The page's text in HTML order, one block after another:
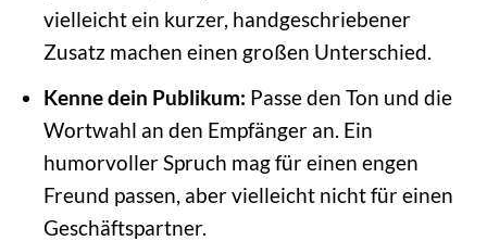
vielleicht ein kurzer, handgeschriebener
Zusatz machen einen großen Unterschied.
Kenne dein Publikum: Passe den Ton und die
Wortwahl an den Empfänger an. Ein
humorvoller Spruch mag für einen engen
Freund passen, aber vielleicht nicht für einen
Geschäftspartner.